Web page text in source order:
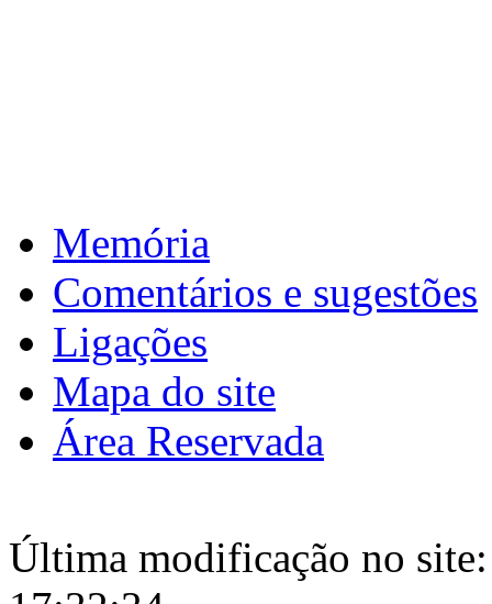
Memória
Comentários e sugestões
Ligações
Mapa do site
Área Reservada
Última modificação no